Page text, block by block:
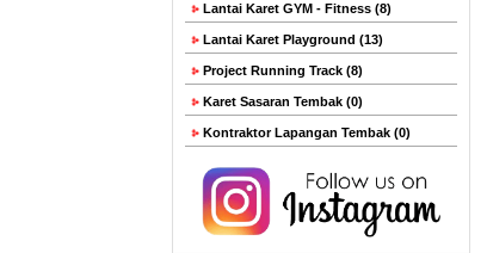
Lantai Karet GYM - Fitness (8)
Lantai Karet Playground (13)
Project Running Track (8)
Karet Sasaran Tembak (0)
Kontraktor Lapangan Tembak (0)